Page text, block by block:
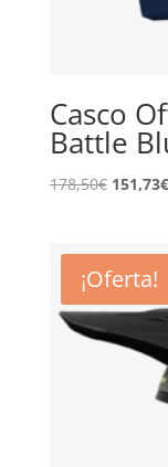
Casco
Battle
178,50€ El
era:
178,50€.
151,73€
¡Oferta!